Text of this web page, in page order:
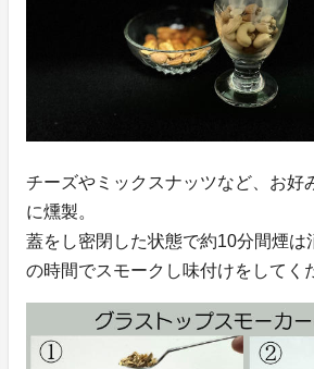
チーズやミックスナッツなど、お好
に燻製。
蓋をし密閉した状態で約10分間煙は
の時間でスモークし味付けをしてく